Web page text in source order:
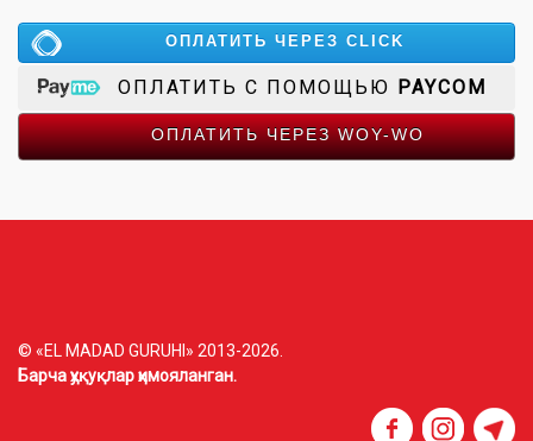
ОПЛАТИТЬ ЧЕРЕЗ CLICK
ОПЛАТИТЬ С ПОМОЩЬЮ PAYCOM
ОПЛАТИТЬ ЧЕРЕЗ WOY-WO
© «EL MADAD GURUHI» 2013-2026.
Барча ҳуқуқлар ҳимояланган.